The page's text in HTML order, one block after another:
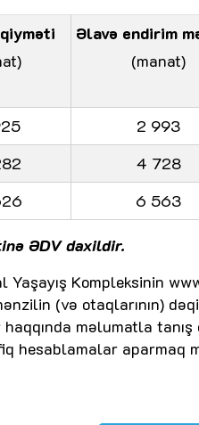
Əlavə endirim
(manat)
2 993
4 728
6 563
ƏDV daxildir.
Kompleksinin
(və otaqlarının)
məlumatla
hesablamalar aparmaq